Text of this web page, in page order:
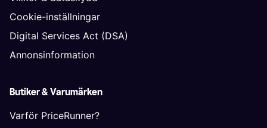
Cookie-inställningar
Digital Services Act (DSA)
Annonsinformation
Butiker & Varumärken
Varför PriceRunner?